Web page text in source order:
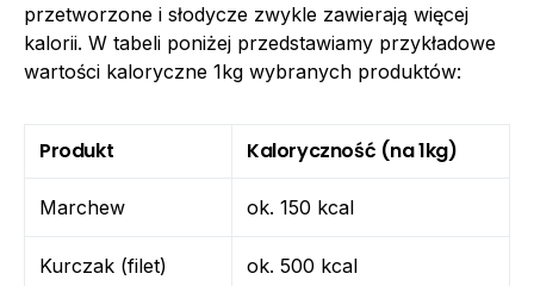
przetworzone i słodycze zwykle zawierają więcej
kalorii. W tabeli poniżej przedstawiamy przykładowe
wartości kaloryczne 1kg wybranych produktów:
Produkt Kaloryczność (na 1kg)
Marchew ok. 150 kcal
Kurczak (filet) ok. 500 kcal